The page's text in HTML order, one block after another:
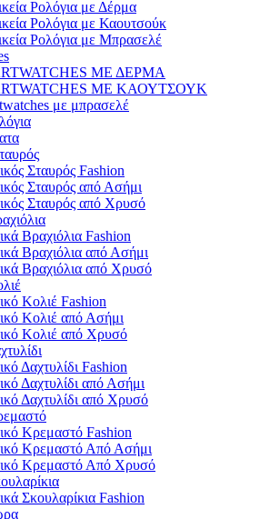
Ρολόγια με Δέρμα
Ρολόγια με Καουτσούκ
Ρολόγια με Μπρασελέ
ΜΕ ΔΕΡΜΑ
ΜΕ ΚΑΟΥΤΣΟΥΚ
με μπρασελέ
Σταυρός Fashion
Σταυρός από Ασήμι
Σταυρός από Χρυσό
Βραχιόλια Fashion
Βραχιόλια από Ασήμι
Βραχιόλια από Χρυσό
Κολιέ Fashion
Κολιέ από Ασήμι
Κολιέ από Χρυσό
Δαχτυλίδι Fashion
Δαχτυλίδι από Ασήμι
Δαχτυλίδι από Χρυσό
Κρεμαστό Fashion
Κρεμαστό Από Ασήμι
Κρεμαστό Από Χρυσό
Σκουλαρίκια Fashion